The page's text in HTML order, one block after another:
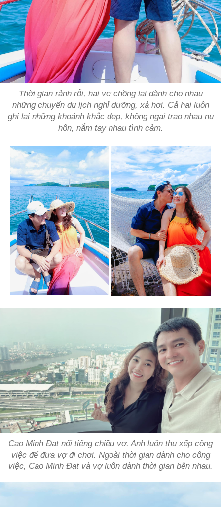
Thời gian rảnh rỗi, hai vợ chồng lại dành cho nhau
những chuyến du lịch nghỉ dưỡng, xả hơi. Cả hai luôn
ghi lại những khoảnh khắc đẹp, không ngại trao nhau nụ
hôn, nắm tay nhau tình cảm.
Cao Minh Đạt nổi tiếng chiều vợ. Anh luôn thu xếp công
việc để đưa vợ đi chơi. Ngoài thời gian dành cho công
việc, Cao Minh Đạt và vợ luôn dành thời gian bên nhau.